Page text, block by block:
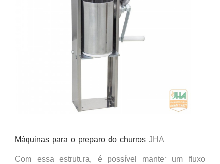
Máquinas para o preparo do churros JHA
Com essa estrutura, é possível manter um fluxo